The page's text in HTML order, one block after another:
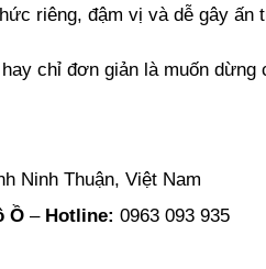
riêng, đậm vị và dễ gây
chỉ đơn giản là muốn
Ninh Thuận, Việt Nam
Ồ – Hotline: 0963 093 935